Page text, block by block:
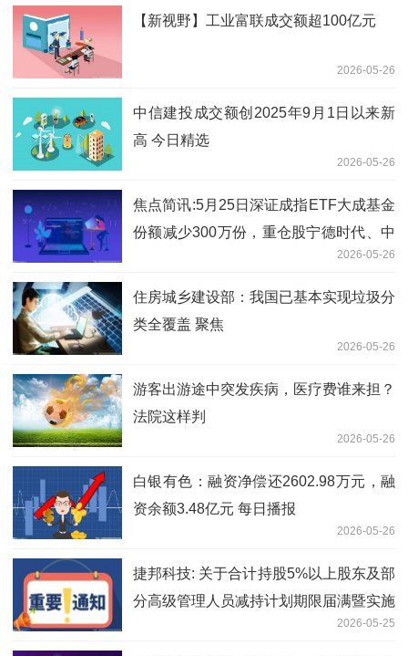
【新视野】工业富联成交额超100亿元
2026-05-26
中信建投成交额创2025年9月1日以来新
高 今日精选
2026-05-26
焦点简讯:5月25日深证成指ETF大成基金
份额减少300万份，重仓股宁德时代、中
2026-05-26
住房城乡建设部：我国已基本实现垃圾分
类全覆盖 聚焦
2026-05-26
游客出游途中突发疾病，医疗费谁来担？
法院这样判
2026-05-26
白银有色：融资净偿还2602.98万元，融
资余额3.48亿元 每日播报
2026-05-26
捷邦科技: 关于合计持股5%以上股东及部
分高级管理人员减持计划期限届满暨实施
2026-05-25